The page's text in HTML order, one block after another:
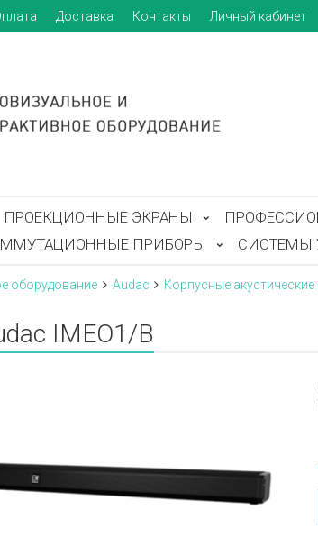
Доставка Контакты Личный кабинет
ПРОЕКЦИОННЫЕ ЭКРАНЫ
ПРИБОРЫ
СИСТЕМЫ
оборудование Audac Корпусные
IMEO1/B